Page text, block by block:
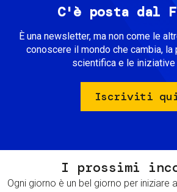
C'è posta dal
È una newsletter, ma non come le
conoscere il mondo che cambia, la
scientifica e le iniziative
Iscriviti
I prossimi
Ogni giorno è un bel giorno per iniziare